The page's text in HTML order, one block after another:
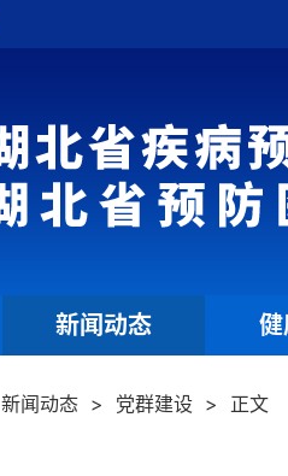
新闻动态
新闻动态 > 党群建设 > 正文